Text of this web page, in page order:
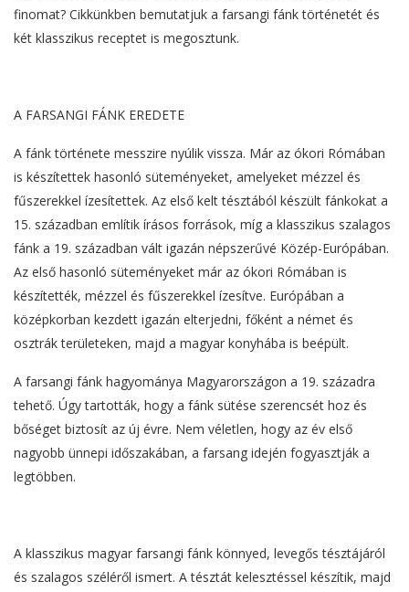
finomat? Cikkünkben bemutatjuk a farsangi fánk történetét és
két klasszikus receptet is megosztunk.
A FARSANGI FÁNK EREDETE
A fánk története messzire nyúlik vissza. Már az ókori Rómában
is készítettek hasonló süteményeket, amelyeket mézzel és
fűszerekkel ízesítettek. Az első kelt tésztából készült fánkokat a
15. században említik írásos források, míg a klasszikus szalagos
fánk a 19. században vált igazán népszerűvé Közép-Európában.
Az első hasonló süteményeket már az ókori Rómában is
készítették, mézzel és fűszerekkel ízesítve. Európában a
középkorban kezdett igazán elterjedni, főként a német és
osztrák területeken, majd a magyar konyhába is beépült.
A farsangi fánk hagyománya Magyarországon a 19. századra
tehető. Úgy tartották, hogy a fánk sütése szerencsét hoz és
bőséget biztosít az új évre. Nem véletlen, hogy az év első
nagyobb ünnepi időszakában, a farsang idején fogyasztják a
legtöbben.
A klasszikus magyar farsangi fánk könnyed, levegős tésztájáról
és szalagos széléről ismert. A tésztát kelesztéssel készítik, majd